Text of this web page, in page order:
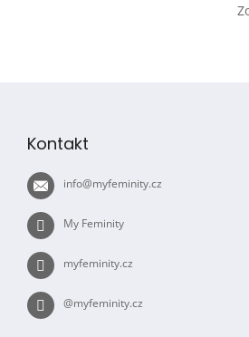
Kontakt
info@myfeminity.cz
My Feminity
myfeminity.cz
@myfeminity.cz